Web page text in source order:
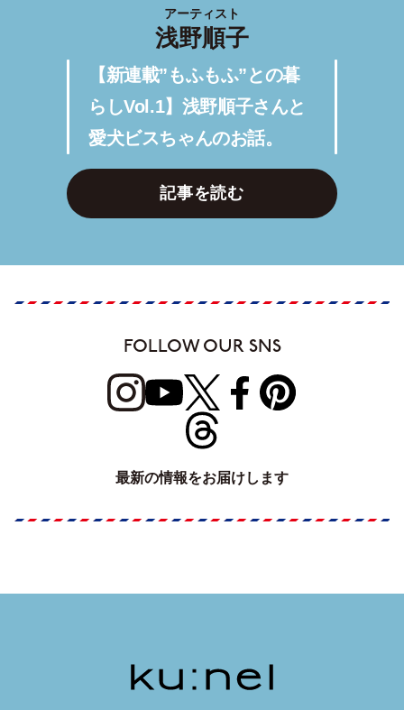
アーティスト
浅野順子
【新連載”もふもふ”との暮
らしVol.1】浅野順子さんと
愛犬ビスちゃんのお話。
記事を読む
FOLLOW OUR SNS
最新の情報をお届けします